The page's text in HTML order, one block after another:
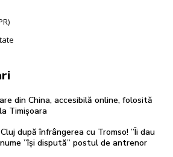
din China, accesibilă online, folosită
Timișoara
după înfrângerea cu Tromso! ”Îi dau
”își dispută” postul de antrenor